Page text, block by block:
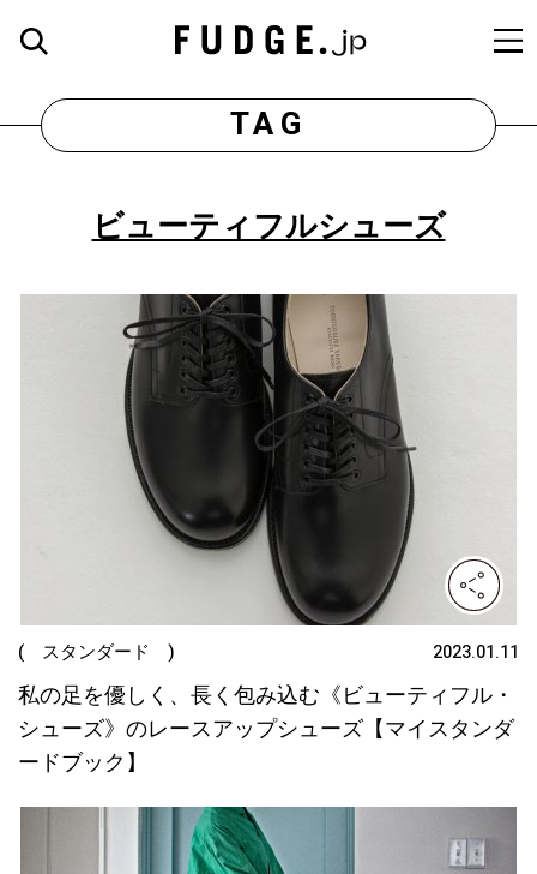
TAG
ビューティフルシューズ
( スタンダード ) 2023.01.11
私の足を優しく、長く包み込む《ビューティフル・
シューズ》のレースアップシューズ【マイスタンダ
ードブック】